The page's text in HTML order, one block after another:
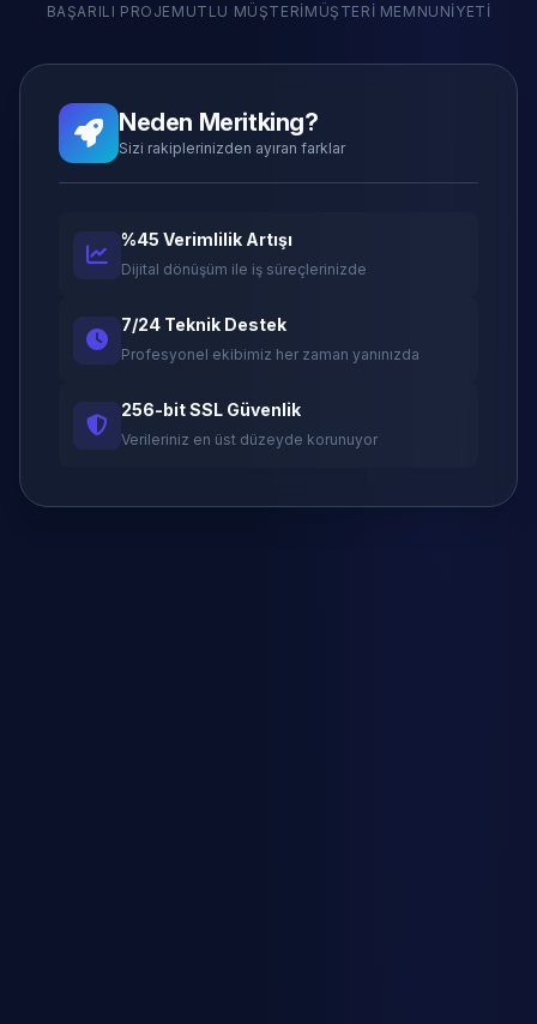
BAŞARILI PROJE MUTLU MÜŞTERI MÜŞTERI MEMNUNIYETI
Neden Meritking?
Sizi rakiplerinizden ayıran farklar
%45 Verimlilik Artışı
Dijital dönüşüm ile iş süreçlerinizde
7/24 Teknik Destek
Profesyonel ekibimiz her zaman yanınızda
256-bit SSL Güvenlik
Verileriniz en üst düzeyde korunuyor